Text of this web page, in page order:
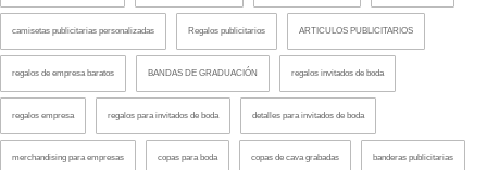
camisetas publicitarias personalizadas Regalos publicitarios ARTICULOS PUBLICITARIOS
regalos de empresa baratos BANDAS DE GRADUACIÓN regalos invitados de boda
regalos empresa regalos para invitados de boda detalles para invitados de boda
merchandising para empresas copas para boda copas de cava grabadas banderas publicitarias